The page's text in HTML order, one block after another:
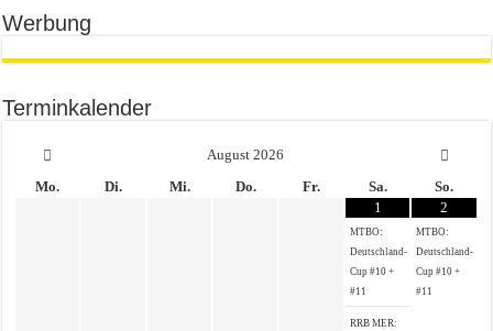
Werbung
Terminkalender
August 2026
Mo.
Di. Mi. Do. Fr. Sa.
So.
1
MTBO:
Deutschland-
Cup #10 +
#11
RRB MER:
2
MTBO:
Deutschland-
Cup #10 +
#11